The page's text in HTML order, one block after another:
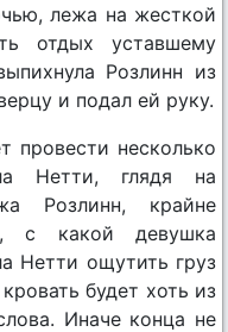
лежа на жесткой
отдых уставшему
Розлинн из
и подал ей руку.
провести несколько
Нетти, глядя на
Розлинн, крайне
с какой девушка
Нетти ощутить груз
будет хоть из
Иначе конца не